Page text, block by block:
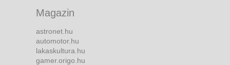
Magazin
astronet.hu
automotor.hu
lakaskultura.hu
gamer.origo.hu